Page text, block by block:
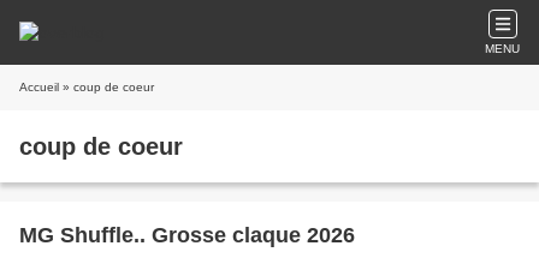
MENU
Accueil » coup de coeur
coup de coeur
MG Shuffle.. Grosse claque 2026